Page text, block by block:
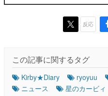
反応
この記事に関するタグ
Kirby★Diary ryoyuu
ニュース
星のカービィ